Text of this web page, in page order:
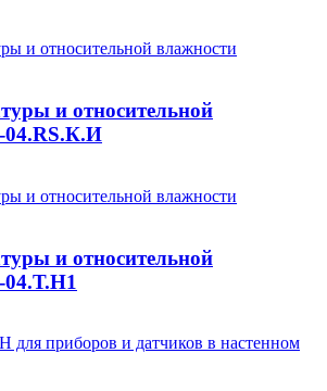
и относительной
04.RS.К.И
и относительной